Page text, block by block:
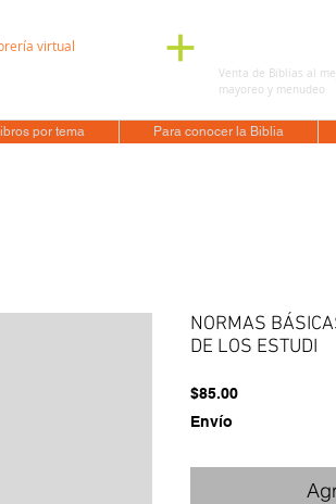
virtual
Venta de Biblias al
mayoreo y menudeo
por tema Para conocer la Biblia
NORMAS
DE LOS ESTUDI
$85.00Precio
Envío